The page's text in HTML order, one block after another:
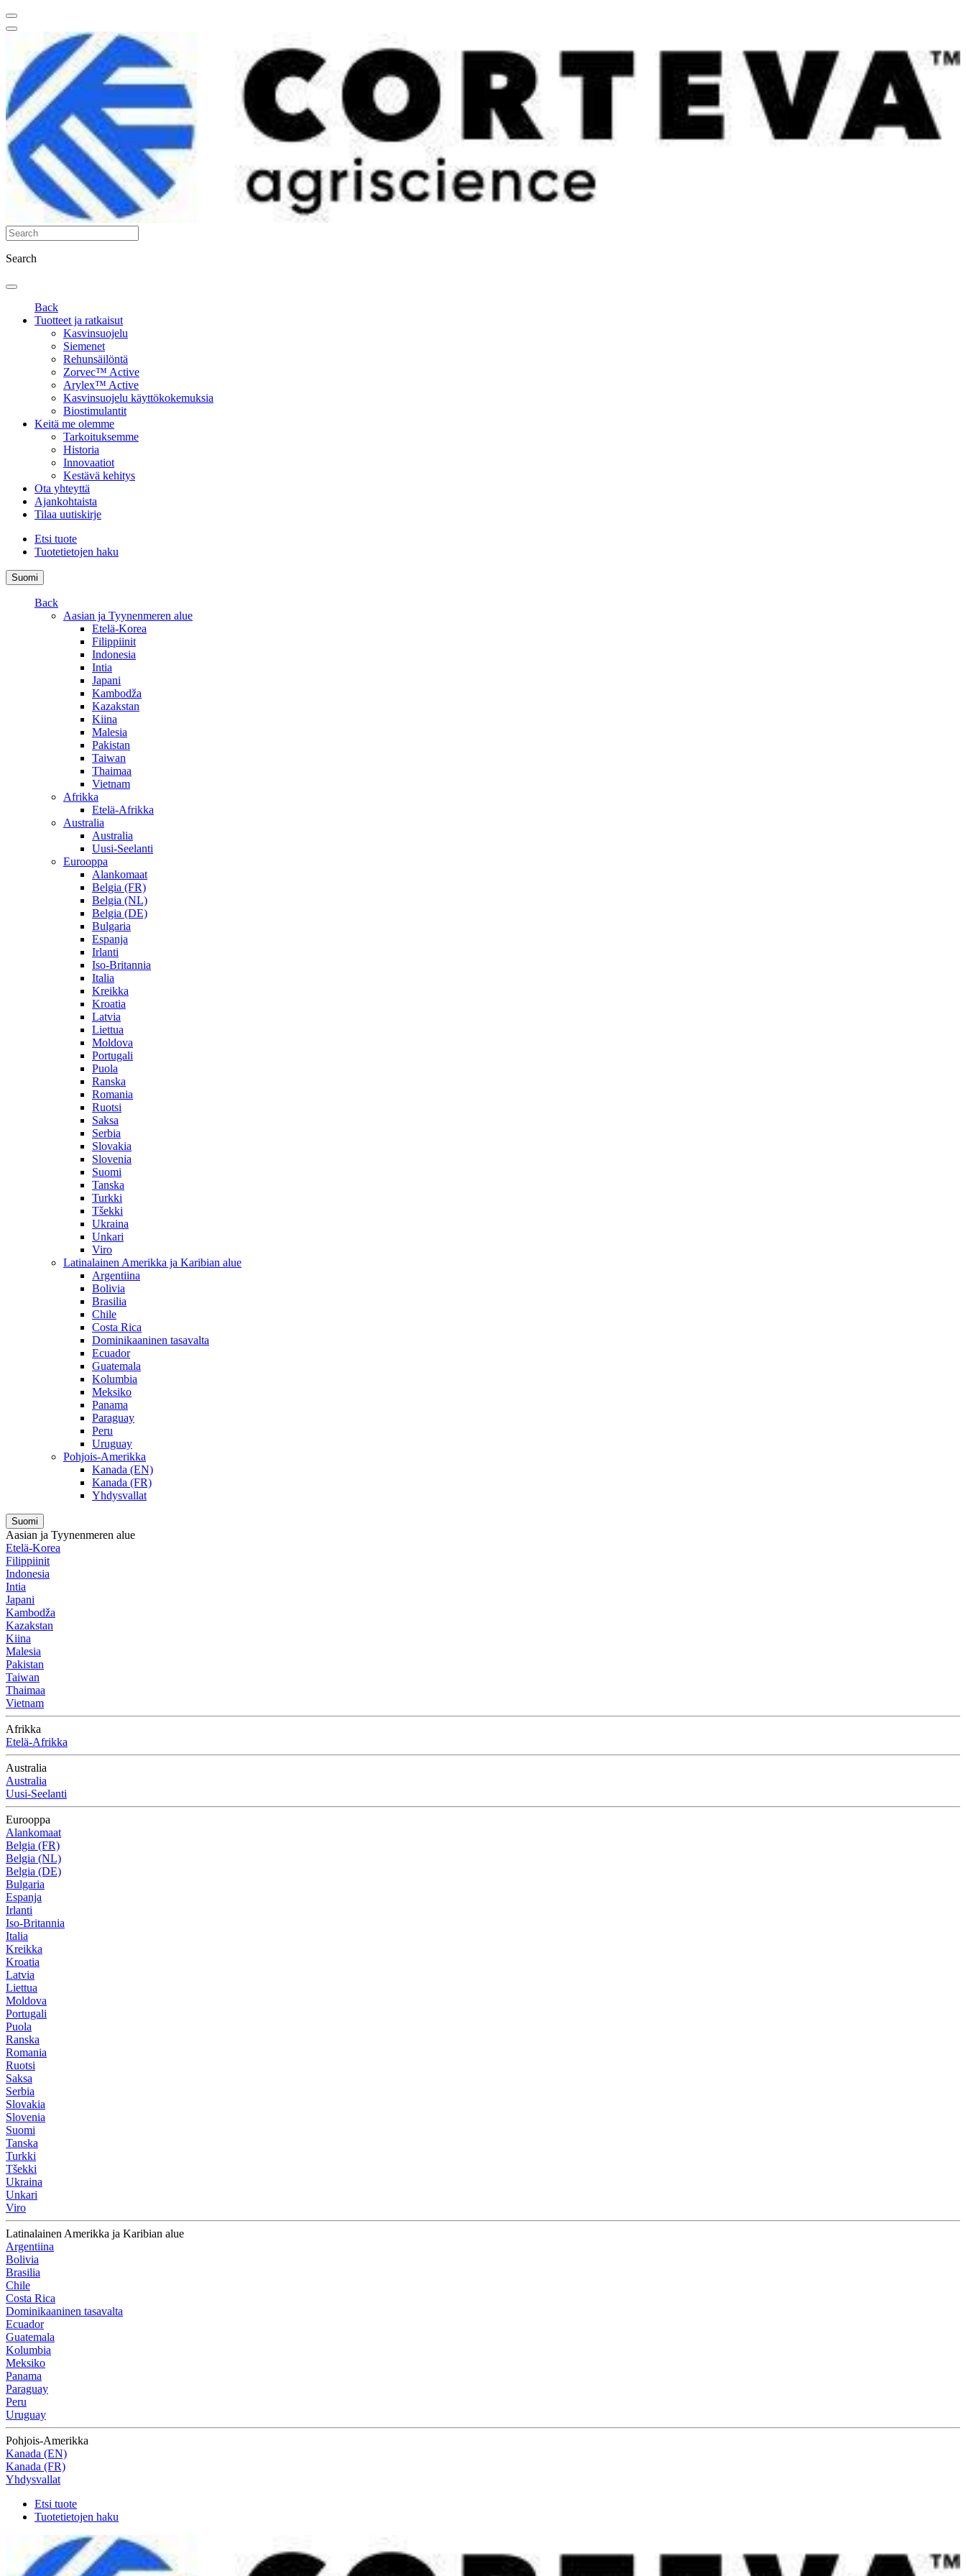
Search
Back
Tuotteet ja ratkaisut
Kasvinsuojelu
Siemenet
Rehunsäilöntä
Zorvec™ Active
Arylex™ Active
Kasvinsuojelu käyttökokemuksia
Biostimulantit
Keitä me olemme
Tarkoituksemme
Historia
Innovaatiot
Kestävä kehitys
Ota yhteyttä
Ajankohtaista
Tilaa uutiskirje
Etsi tuote
Tuotetietojen haku
Suomi
Back
Aasian ja Tyynenmeren alue
Etelä-Korea
Filippiinit
Indonesia
Intia
Japani
Kambodža
Kazakstan
Kiina
Malesia
Pakistan
Taiwan
Thaimaa
Vietnam
Afrikka
Etelä-Afrikka
Australia
Australia
Uusi-Seelanti
Eurooppa
Alankomaat
Belgia (FR)
Belgia (NL)
Belgia (DE)
Bulgaria
Espanja
Irlanti
Iso-Britannia
Italia
Kreikka
Kroatia
Latvia
Liettua
Moldova
Portugali
Puola
Ranska
Romania
Ruotsi
Saksa
Serbia
Slovakia
Slovenia
Suomi
Tanska
Turkki
Tšekki
Ukraina
Unkari
Viro
Latinalainen Amerikka ja Karibian alue
Argentiina
Bolivia
Brasilia
Chile
Costa Rica
Dominikaaninen tasavalta
Ecuador
Guatemala
Kolumbia
Meksiko
Panama
Paraguay
Peru
Uruguay
Pohjois-Amerikka
Kanada (EN)
Kanada (FR)
Yhdysvallat
Suomi
Aasian ja Tyynenmeren alue
Etelä-Korea
Filippiinit
Indonesia
Intia
Japani
Kambodža
Kazakstan
Kiina
Malesia
Pakistan
Taiwan
Thaimaa
Vietnam
Afrikka
Etelä-Afrikka
Australia
Australia
Uusi-Seelanti
Eurooppa
Alankomaat
Belgia (FR)
Belgia (NL)
Belgia (DE)
Bulgaria
Espanja
Irlanti
Iso-Britannia
Italia
Kreikka
Kroatia
Latvia
Liettua
Moldova
Portugali
Puola
Ranska
Romania
Ruotsi
Saksa
Serbia
Slovakia
Slovenia
Suomi
Tanska
Turkki
Tšekki
Ukraina
Unkari
Viro
Latinalainen Amerikka ja Karibian alue
Argentiina
Bolivia
Brasilia
Chile
Costa Rica
Dominikaaninen tasavalta
Ecuador
Guatemala
Kolumbia
Meksiko
Panama
Paraguay
Peru
Uruguay
Pohjois-Amerikka
Kanada (EN)
Kanada (FR)
Yhdysvallat
Etsi tuote
Tuotetietojen haku